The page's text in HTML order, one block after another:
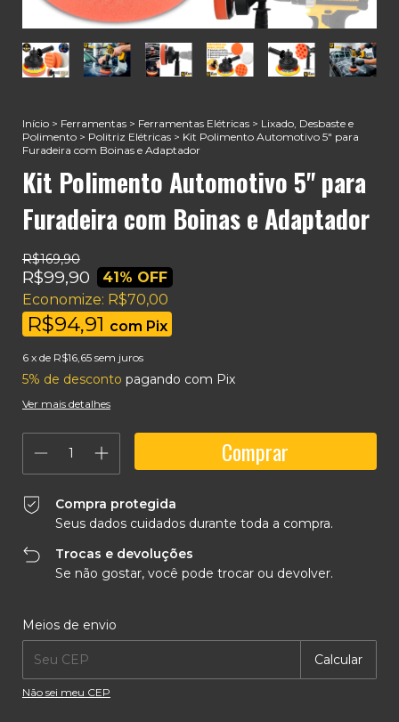
Início > Ferramentas > Ferramentas Elétricas > Lixado, Desbaste e
Polimento > Politriz Elétricas > Kit Polimento Automotivo 5" para
Furadeira com Boinas e Adaptador
Kit Polimento Automotivo 5" para
Furadeira com Boinas e Adaptador
R$169,90
R$99,90 41% OFF
Economize: R$70,00
R$94,91 com Pix
6 x de R$16,65 sem juros
5% de desconto pagando com Pix
Ver mais detalhes
Compra protegida
Seus dados cuidados durante toda a compra.
Trocas e devoluções
Se não gostar, você pode trocar ou devolver.
Entregas para o CEP:
Meios de envio
Calcular
Não sei meu CEP